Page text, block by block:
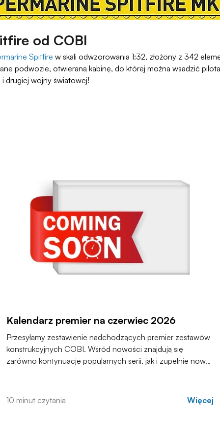
od COBI
Spitfire w skali odwzorowania 1:32, złożony z 342
podwozie, otwieraną kabinę, do której można wsadzić
drugiej wojny światowej!
Kalendarz premier na czerwiec 2026
Przesyłamy zestawienie nadchodzących premier zestawów
konstrukcyjnych COBI. Wśród nowości znajdują się
zarówno kontynuacje popularnych serii, jak i zupełnie nowe
materiałami produktowymi.
10 minut czytania Więcej